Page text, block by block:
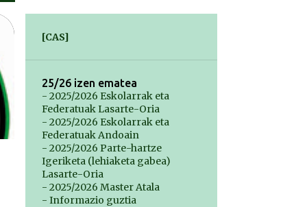
[CAS]
25/26 izen ematea
- 2025/2026 Eskolarrak eta
Federatuak Lasarte-Oria
- 2025/2026 Eskolarrak eta
Federatuak Andoain
- 2025/2026 Parte-hartze
Igeriketa (lehiaketa gabea)
Lasarte-Oria
- 2025/2026 Master Atala
- Informazio guztia